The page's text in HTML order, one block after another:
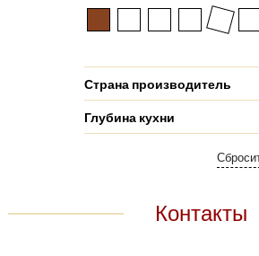
Страна производитель
Глубина кухни
Контакты